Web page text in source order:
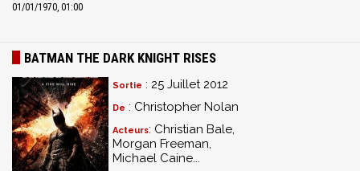
01/01/1970, 01:00
BATMAN THE DARK KNIGHT RISES
Sortie : 25 Juillet 2012
De : Christopher Nolan
Acteurs: Christian Bale,
Morgan Freeman,
Michael Caine...